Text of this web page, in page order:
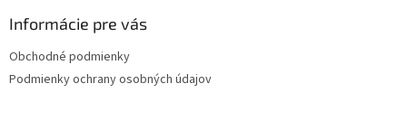
Informácie pre vás
Obchodné podmienky
Podmienky ochrany osobných údajov